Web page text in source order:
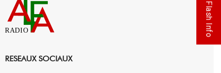
RADIO
RESEAUX SOCIAUX
Flash Info